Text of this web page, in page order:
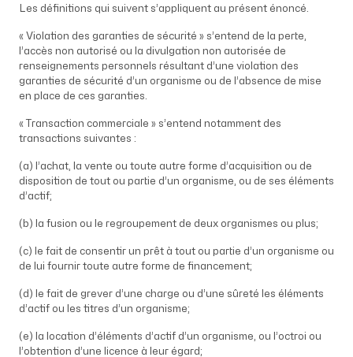
Les définitions qui suivent s’appliquent au présent énoncé.
« Violation des garanties de sécurité » s’entend de la perte,
l’accès non autorisé ou la divulgation non autorisée de
renseignements personnels résultant d’une violation des
garanties de sécurité d’un organisme ou de l’absence de mise
en place de ces garanties.
« Transaction commerciale » s’entend notamment des
transactions suivantes :
(a) l’achat, la vente ou toute autre forme d’acquisition ou de
disposition de tout ou partie d’un organisme, ou de ses éléments
d’actif;
(b) la fusion ou le regroupement de deux organismes ou plus;
(c) le fait de consentir un prêt à tout ou partie d’un organisme ou
de lui fournir toute autre forme de financement;
(d) le fait de grever d’une charge ou d’une sûreté les éléments
d’actif ou les titres d’un organisme;
(e) la location d’éléments d’actif d’un organisme, ou l’octroi ou
l’obtention d’une licence à leur égard;